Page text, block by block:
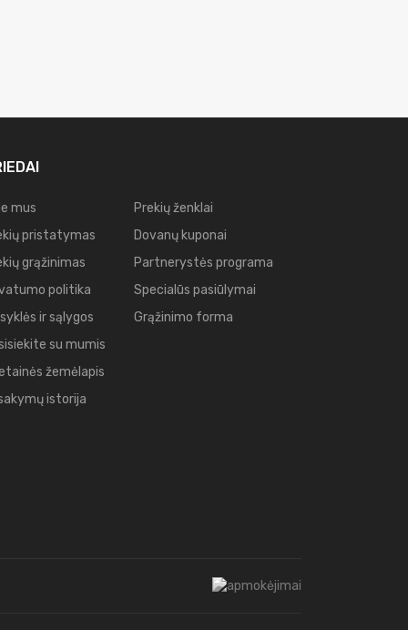
mus
pristatymas
grąžinimas
politika
ir sąlygos
su mumis
žemėlapis
istorija
Prekių ženklai
Dovanų kuponai
Partnerystės programa
Specialūs pasiūlymai
Grąžinimo forma